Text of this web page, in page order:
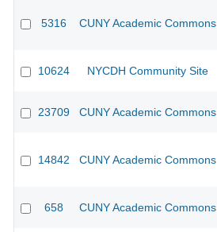
5316 CUNY Academic Commons
10624 NYCDH Community Site
23709 CUNY Academic Commons
14842 CUNY Academic Commons
658 CUNY Academic Commons